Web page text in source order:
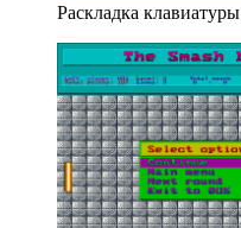
Раскладка клавиатуры